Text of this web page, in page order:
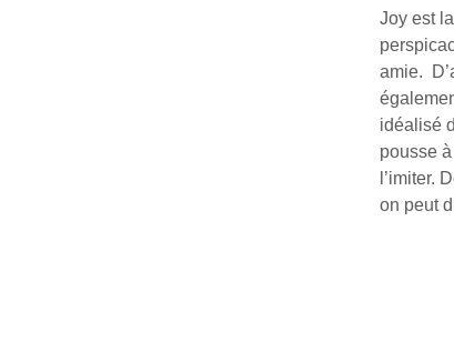
Joy est
amie.
idéalisé
pousse
l’imiter.
on peut